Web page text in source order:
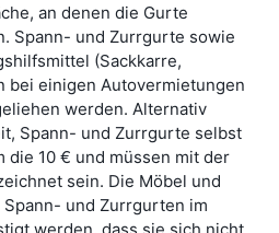
an denen die Gurte
Spann- und Zurrgurte sowie
(Sackkarre,
bei einigen Autovermietungen
werden. Alternativ
Spann- und Zurrgurte selbst
die 10 € und müssen mit der
sein. Die Möbel und
und Zurrgurten im